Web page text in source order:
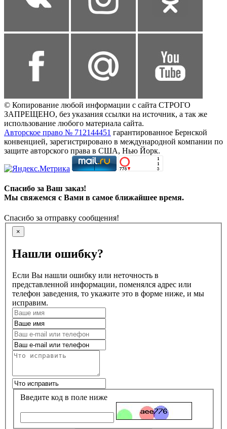
© Копирование любой информации с сайта СТРОГО
ЗАПРЕЩЕНО, без указания ссылки на источник, а так же
использование любого материала сайта.
Авторское право № 712144451 гарантированное Бернской
конвенцией, зарегистрировано в международной компании по
защите авторского права в США, Нью Йорк.
Спасибо за Ваш заказ!
Мы свяжемся с Вами в самое ближайшее время.
Спасибо за отправку сообщения!
×
Нашли ошибку?
Если Вы нашли ошибку или неточность в
представленной информации, поменялся адрес или
телефон заведения, то укажите это в форме ниже, и мы
исправим.
Введите код в поле ниже